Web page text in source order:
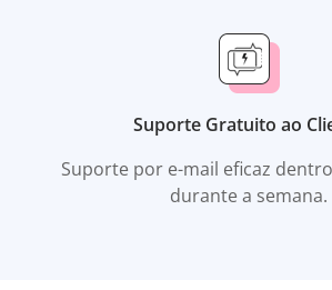
Suporte Gratuito ao
Suporte por e-mail eficaz
durante a semana.